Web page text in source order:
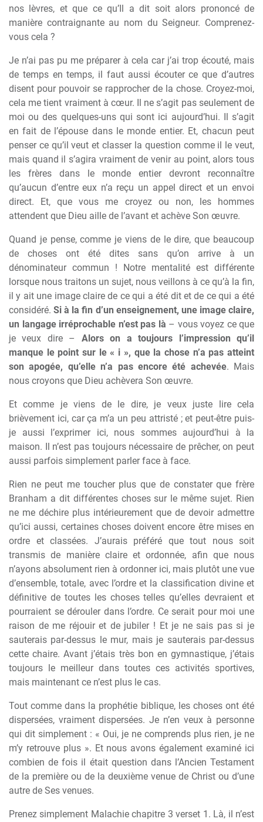
nos lèvres, et que ce qu’Il a dit soit alors prononcé de
manière contraignante au nom du Seigneur. Comprenez-
vous cela ?
Je n’ai pas pu me préparer à cela car j’ai trop écouté, mais
de temps en temps, il faut aussi écouter ce que d’autres
disent pour pouvoir se rapprocher de la chose. Croyez-moi,
cela me tient vraiment à cœur. Il ne s’agit pas seulement de
moi ou des quelques-uns qui sont ici aujourd’hui. Il s’agit
en fait de l’épouse dans le monde entier. Et, chacun peut
penser ce qu’il veut et classer la question comme il le veut,
mais quand il s’agira vraiment de venir au point, alors tous
les frères dans le monde entier devront reconnaître
qu’aucun d’entre eux n’a reçu un appel direct et un envoi
direct. Et, que vous me croyez ou non, les hommes
attendent que Dieu aille de l’avant et achève Son œuvre.
Quand je pense, comme je viens de le dire, que beaucoup
de choses ont été dites sans qu’on arrive à un
dénominateur commun ! Notre mentalité est différente
lorsque nous traitons un sujet, nous veillons à ce qu’à la fin,
il y ait une image claire de ce qui a été dit et de ce qui a été
considéré.Si à la fin d’un enseignement, une image claire,
un langage irréprochable n’est pas là – vous voyez ce que
je veux dire – Alors on a toujours l’impression qu’il
manque le point sur le « i », que la chose n’a pas atteint
son apogée, qu’elle n’a pas encore été achevée. Mais
nous croyons que Dieu achèvera Son œuvre.
Et comme je viens de le dire, je veux juste lire cela
brièvement ici, car ça m’a un peu attristé ; et peut-être puis-
je aussi l’exprimer ici, nous sommes aujourd’hui à la
maison. Il n’est pas toujours nécessaire de prêcher, on peut
aussi parfois simplement parler face à face.
Rien ne peut me toucher plus que de constater que frère
Branham a dit différentes choses sur le même sujet. Rien
ne me déchire plus intérieurement que de devoir admettre
qu’ici aussi, certaines choses doivent encore être mises en
ordre et classées. J’aurais préféré que tout nous soit
transmis de manière claire et ordonnée, afin que nous
n’ayons absolument rien à ordonner ici, mais plutôt une vue
d’ensemble, totale, avec l’ordre et la classification divine et
définitive de toutes les choses telles qu’elles devraient et
pourraient se dérouler dans l’ordre. Ce serait pour moi une
raison de me réjouir et de jubiler ! Et je ne sais pas si je
sauterais par-dessus le mur, mais je sauterais par-dessus
cette chaire. Avant j’étais très bon en gymnastique, j’étais
toujours le meilleur dans toutes ces activités sportives,
mais maintenant ce n’est plus le cas.
Tout comme dans la prophétie biblique, les choses ont été
dispersées, vraiment dispersées. Je n’en veux à personne
qui dit simplement : « Oui, je ne comprends plus rien, je ne
m’y retrouve plus ». Et nous avons également examiné ici
combien de fois il était question dans l’Ancien Testament
de la première ou de la deuxième venue de Christ ou d’une
autre de Ses venues.
Prenez simplement Malachie chapitre 3 verset 1. Là, il n’est